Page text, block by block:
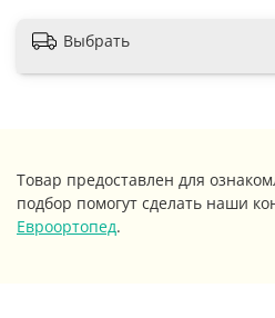
Выбрать
Товар предоставлен для
подбор помогут сделать наши
Евроортопед.